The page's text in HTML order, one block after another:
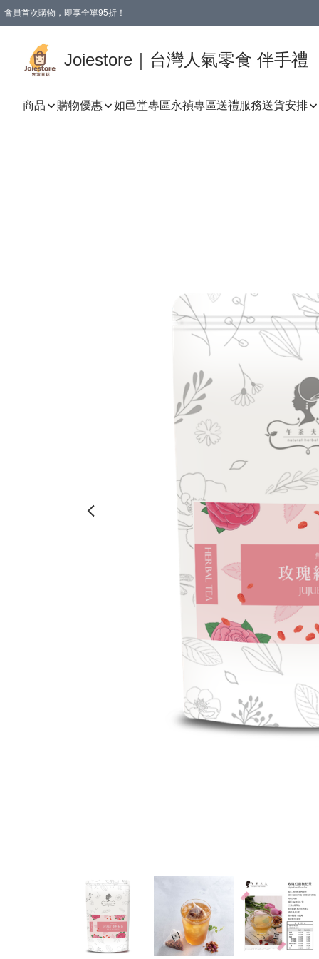
會員首次購物，即享全單95折！
Joiestore｜台灣人氣零食 伴手禮
商品 購物優惠 如邑堂專區永禎專區送禮服務送貨安排